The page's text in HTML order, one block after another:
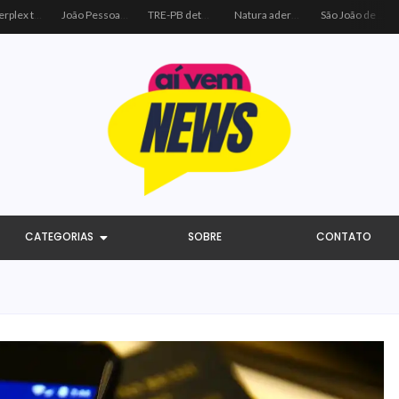
Centerplex traz o combo mais aguardado dos oceanos para estreia de Moana TRE-PB determina remoção de vídeo de Cícero por uso indevido de programa público Natura adere à coalizão do Código de Defesa e Inclusão do Consumidor Negro
CATEGORIAS SOBRE CONTATO